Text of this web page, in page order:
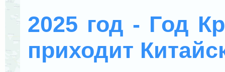
2025 год - Год
приходит